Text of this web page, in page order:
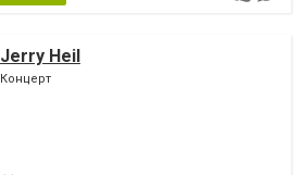
Jerry Heil
Концерт